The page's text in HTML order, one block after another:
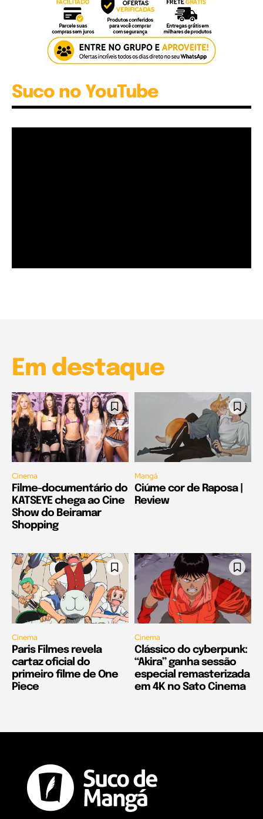
Suco no YouTube
Em destaque
Cinema
Filme-documentário do
KATSEYE chega ao Cine
Show do Beiramar
Shopping
Mangá
Ciúme cor de Raposa |
Review
Cinema
Paris Filmes revela
cartaz oficial do
primeiro filme de One
Piece
Cinema
Clássico do cyberpunk:
“Akira” ganha sessão
especial remasterizada
em 4K no Sato Cinema